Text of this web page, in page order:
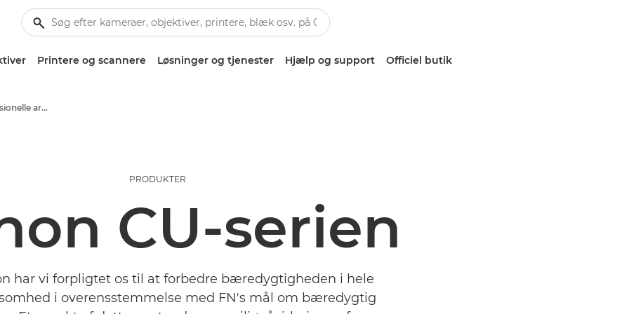
Printere og scannere Løsninger og tjenester Hjælp og support Officiel butik
Erhvervs- og professionelle artikler
PRODUKTER
CU-serien
har vi forpligtet os til at forbedre bæredygtigheden i hele
i overensstemmelse med FN's mål om bæredygtig